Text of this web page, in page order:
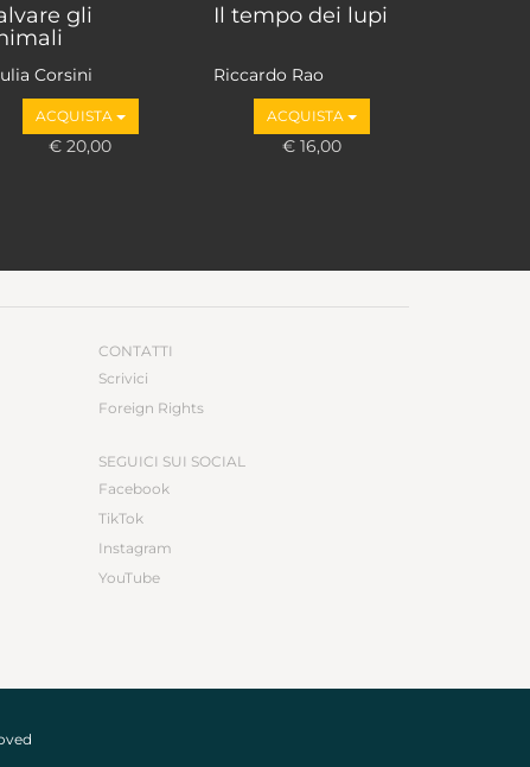
gli
Corsini
ACQUISTA
€ 20,00
Il tempo dei lupi
Riccardo Rao
ACQUISTA
€ 16,00
CONTATTI
Scrivici
Foreign Rights
SEGUICI SUI SOCIAL
Facebook
TikTok
Instagram
YouTube